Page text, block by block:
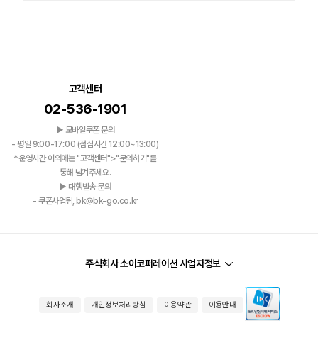
고객센터
02-536-1901
▶ 모바일쿠폰 문의
- 평일 9:00-17:00 (점심시간 12:00~13:00)
*운영시간 이외에는 "고객센터">"문의하기"를
통해 남겨주세요.
▶ 대행발송 문의
- 쿠폰사업팀, bk@bk-go.co.kr
주식회사 소이코퍼레이션 사업자정보
회사소개 개인정보처리방침 이용약관 이용안내